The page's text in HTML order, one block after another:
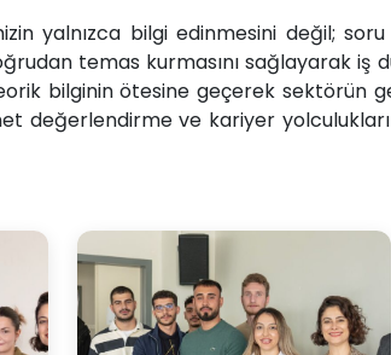
yalnızca bilgi edinmesini değil;
temas kurmasını sağlayarak iş
bilginin ötesine geçerek sektörün
değerlendirme ve kariyer